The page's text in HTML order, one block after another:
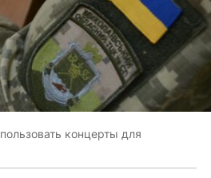
концерты для